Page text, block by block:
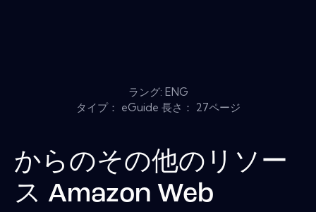
ラング: ENG
タイプ： eGuide 長さ： 27ページ
からのその他のリソー
ス Amazon Web